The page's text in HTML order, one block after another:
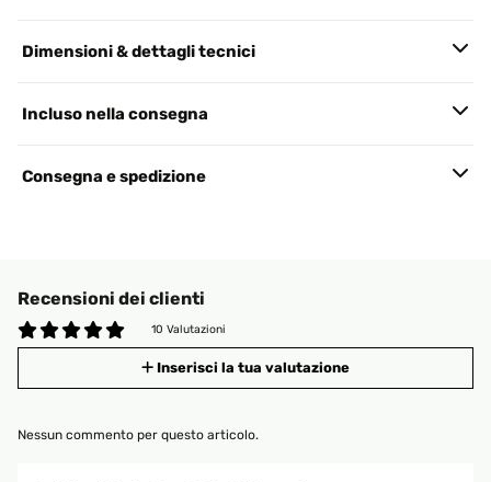
Dimensioni & dettagli tecnici
Incluso nella consegna
Consegna e spedizione
Recensioni dei clienti
10 Valutazioni
Inserisci la tua valutazione
Nessun commento per questo articolo.